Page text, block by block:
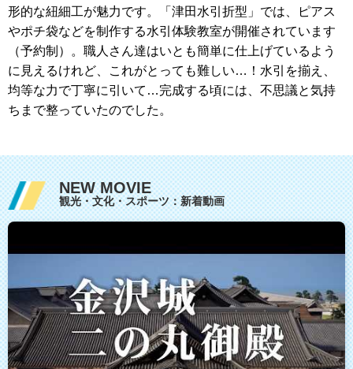
形的な紐細工が魅力です。「津田水引折型」では、ピアス
やポチ袋などを制作する水引体験教室が開催されています
（予約制）。職人さん達はいとも簡単に仕上げているよう
に見えるけれど、これがとっても難しい…！水引を揃え、
均等な力で丁寧に引いて…完成する頃には、不思議と気持
ちまで整っていたのでした。
NEW MOVIE
観光・文化・スポーツ：新着動画